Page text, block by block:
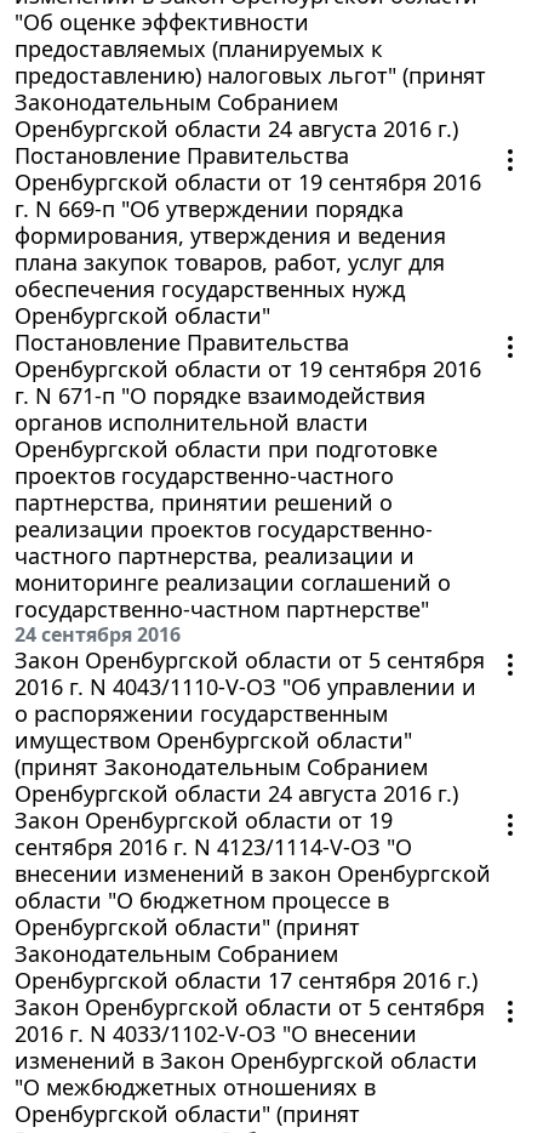
"Об оценке эффективности
предоставляемых (планируемых к
предоставлению) налоговых льгот" (принят
Законодательным Собранием
Оренбургской области 24 августа 2016 г.)
Постановление Правительства
Оренбургской области от 19 сентября 2016
г. N 669-п "Об утверждении порядка
формирования, утверждения и ведения
плана закупок товаров, работ, услуг для
обеспечения государственных нужд
Оренбургской области"
Постановление Правительства
Оренбургской области от 19 сентября 2016
г. N 671-п "О порядке взаимодействия
органов исполнительной власти
Оренбургской области при подготовке
проектов государственно-частного
партнерства, принятии решений о
реализации проектов государственно-
частного партнерства, реализации и
мониторинге реализации соглашений о
государственно-частном партнерстве"
24 сентября 2016
Закон Оренбургской области от 5 сентября
2016 г. N 4043/1110-V-ОЗ "Об управлении и
о распоряжении государственным
имуществом Оренбургской области"
(принят Законодательным Собранием
Оренбургской области 24 августа 2016 г.)
Закон Оренбургской области от 19
сентября 2016 г. N 4123/1114-V-ОЗ "О
внесении изменений в закон Оренбургской
области "О бюджетном процессе в
Оренбургской области" (принят
Законодательным Собранием
Оренбургской области 17 сентября 2016 г.)
Закон Оренбургской области от 5 сентября
2016 г. N 4033/1102-V-ОЗ "О внесении
изменений в Закон Оренбургской области
"О межбюджетных отношениях в
Оренбургской области" (принят